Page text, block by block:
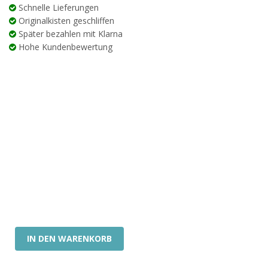
Schnelle Lieferungen
Originalkisten geschliffen
Später bezahlen mit Klarna
Hohe Kundenbewertung
IN DEN WARENKORB